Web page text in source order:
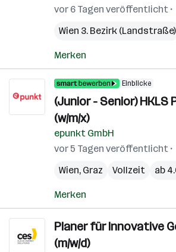
vor 6 Tagen veröffentlicht
Wien 3. Bezirk (Landstraße)
Merken
Einblicke
(Junior - Senior)
(w/m/x)
epunkt GmbH
vor 5 Tagen veröffentlicht
Wien, Graz Vollzeit ab
Merken
Planer für Innovative
(m/w/d)